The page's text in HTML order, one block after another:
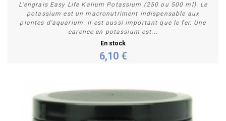
L'engrais Easy Life Kalium Potassium (250 ou 500 ml). Le
potassium est un macronutriment indispensable aux
plantes d'aquarium. Il est aussi important que le fer. Une
carence en potassium est...
En stock
6,10 €